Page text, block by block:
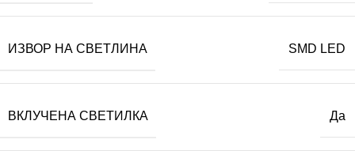
ИЗВОР НА СВЕТЛИНА SMD LED
ВКЛУЧЕНА СВЕТИЛКА Да